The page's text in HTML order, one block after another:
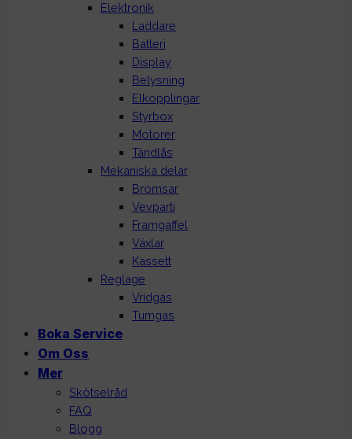
Elektronik
Laddare
Batteri
Display
Belysning
Elkopplingar
Styrbox
Motorer
Tändlås
Mekaniska delar
Bromsar
Vevparti
Framgaffel
Växlar
Kassett
Reglage
Vridgas
Tumgas
Boka Service
Om Oss
Mer
Skötselråd
FAQ
Blogg